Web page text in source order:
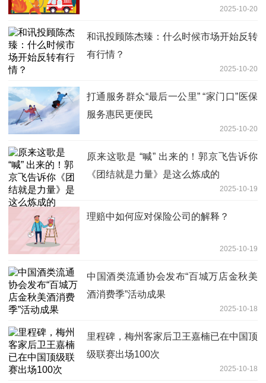
2025-10-20
和讯投顾陈杰臻：什么时候市场开始反转
有行情？
2025-10-20
打通服务群众“最后一公里” “家门口”医保
服务惠民更便民
2025-10-20
原来这歌是 “喊” 出来的！郭京飞告诉你
《团结就是力量》是这么炼成的
2025-10-19
理赔中如何应对保险公司的解释？
2025-10-19
中国酒类流通协会发布“百城万店金秋美
酒消费季”活动成果
2025-10-18
里程碑，梅州客家后卫王嘉楠已在中国顶
级联赛出场100次
2025-10-18